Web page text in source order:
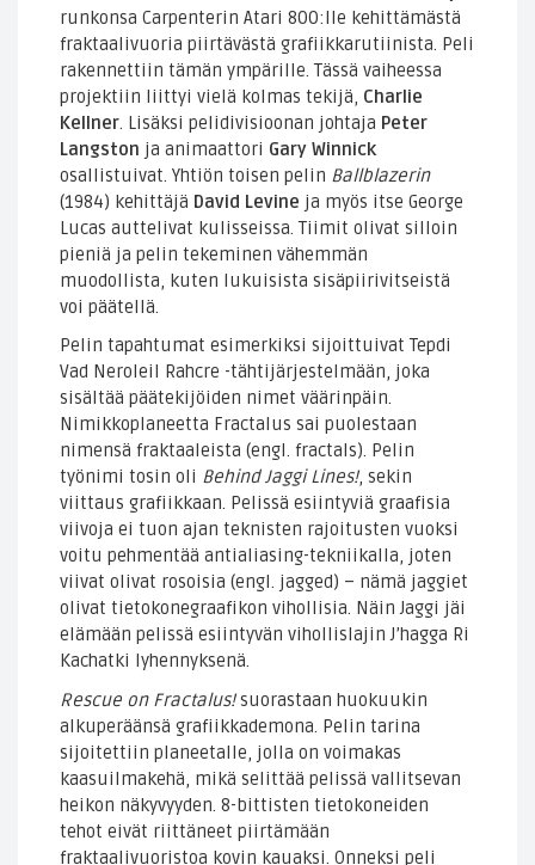
runkonsa Carpenterin Atari 800:lle kehittämästä
fraktaalivuoria piirtävästä grafiikkarutiinista. Peli
rakennettiin tämän ympärille. Tässä vaiheessa
projektiin liittyi vielä kolmas tekijä, Charlie
Kellner. Lisäksi pelidivisioonan johtaja Peter
Langston ja animaattori Gary Winnick
osallistuivat. Yhtiön toisen pelin Ballblazerin
(1984) kehittäjä David Levine ja myös itse George
Lucas auttelivat kulisseissa. Tiimit olivat silloin
pieniä ja pelin tekeminen vähemmän
muodollista, kuten lukuisista sisäpiirivitseistä
voi päätellä.
Pelin tapahtumat esimerkiksi sijoittuivat Tepdi
Vad Neroleil Rahcre -tähtijärjestelmään, joka
sisältää päätekijöiden nimet väärinpäin.
Nimikkoplaneetta Fractalus sai puolestaan
nimensä fraktaaleista (engl. fractals). Pelin
työnimi tosin oli Behind Jaggi Lines!, sekin
viittaus grafiikkaan. Pelissä esiintyviä graafisia
viivoja ei tuon ajan teknisten rajoitusten vuoksi
voitu pehmentää antialiasing-tekniikalla, joten
viivat olivat rosoisia (engl. jagged) – nämä jaggiet
olivat tietokonegraafikon vihollisia. Näin Jaggi jäi
elämään pelissä esiintyvän vihollislajin J’hagga Ri
Kachatki lyhennyksenä.
Rescue on Fractalus!suorastaan huokuukin
alkuperäänsä grafiikkademona. Pelin tarina
sijoitettiin planeetalle, jolla on voimakas
kaasuilmakehä, mikä selittää pelissä vallitsevan
heikon näkyvyyden. 8-bittisten tietokoneiden
tehot eivät riittäneet piirtämään
fraktaalivuoristoa kovin kauaksi. Onneksi peli